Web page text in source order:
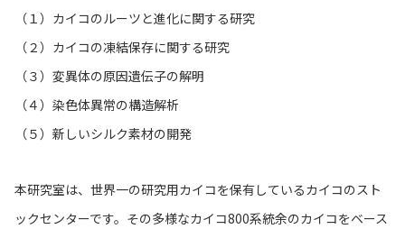
（１）カイコのルーツと進化に関する研究
（２）カイコの凍結保存に関する研究
（３）変異体の原因遺伝子の解明
（４）染色体異常の構造解析
（５）新しいシルク素材の開発
本研究室は、世界一の研究用カイコを保有しているカイコのスト
ックセンターです。その多様なカイコ800系統余のカイコをベース